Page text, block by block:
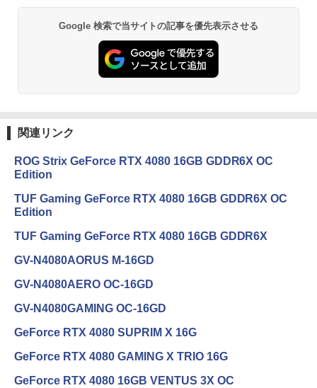
2
非光沢 ブルーライトカット HDMI VGA
スピーカー内蔵 ヘッドホン端子 VESA対
応 テレワーク 在宅勤務 法人向け オフィ
ス TERRA 2441W
DMI・アナログRGB対応｜スピーカー内
￥8,800
4
【公式限定2年保証】モニター 21.5イン
チ フルhd 高画質 100Hz VA ノングレア
非光沢 スピーカー内蔵 3年保証 ディスプ
レイ パソコンモニター PCモニター フル
ハイビジョン 21インチ 液晶モニター ア
イリスオーヤマ DT-JF * 安心延長保証対
象
￥9,999
￥16,798
【楽天ブックス限定特典】ソロ酔い酒
場 今日も寄り道ひとり飲み 3(ソロ酔い
酒場オリジナルステッカー1枚) [ なかは
巻 全巻) 全巻セット
5
STAGEnavi vol．114 （日工ムック） [
￥4,990
軽量 ブルートゥースHi-Fi 最大36時間再生 ぶ
付き 防水 タッチ式音量調整 スポーツ/通勤/通
レスイヤホン Bluetooth 5.4 ノイズキャンセ
￥250
￥250
BUGS LIFE
富士山の天然水 バナジウム含有 水 ミネラル
ウォーター ペットボトル 静岡県産 500ミリリ
￥1,380
強炭酸水 ペットボトル 500ミリリットル (Sm
￥1,625
コカ・コーラ やかんの麦茶 from 爽健美茶 ラ
￥832
ONE PIECE モノクロ版 115 (ジャンプコミッ
クスDIGITAL)
￥594
Google 検索で当サイトの記事を優先表示させる
関連リンク
ROG Strix GeForce RTX 4080 16GB GDDR6X OC
Edition
TUF Gaming GeForce RTX 4080 16GB GDDR6X OC
Edition
TUF Gaming GeForce RTX 4080 16GB GDDR6X
GV-N4080AORUS M-16GD
GV-N4080AERO OC-16GD
GV-N4080GAMING OC-16GD
GeForce RTX 4080 SUPRIM X 16G
GeForce RTX 4080 GAMING X TRIO 16G
GeForce RTX 4080 16GB VENTUS 3X OC